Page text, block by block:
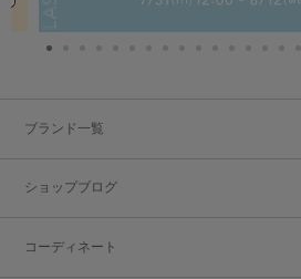
ブランド一覧
ショップブログ
コーディネート